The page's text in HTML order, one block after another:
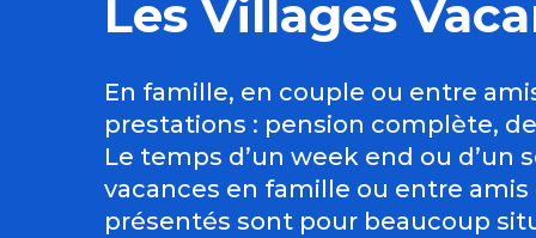
Les Villages
En famille, en couple ou entre
prestations : pension complète,
Le temps d’un week end ou d’un
vacances en famille ou entre
présentés sont pour beaucoup